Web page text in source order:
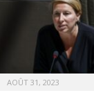
AOÛT 31, 2023